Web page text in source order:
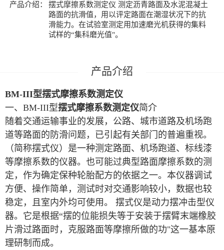
产品介绍：
摆式摩擦系数测定仪 测定沥青路面及水泥混凝土
路面的抗滑值，用以评定路面在潮湿状况下的抗
滑能力。在试验室测定用加速磨光机获得的集料
试样的“集科磨光值"。
BM-III型摆式摩擦系数测定仪
一、BM-III型摆式摩擦系数测定仪简介
随着交通运输事业的发展，公路、城市道路及机场跑
道等路面的防滑问题，已引起有关部门的普遍重视。
（简称摆式仪）是一种测定路面、机场跑道、标线漆
等摩擦系数的仪器。也可能过典型路面摩擦系数的测
定，作为确定保种轮胎配方的依据之一。本仪器调试
方便、操作简单，测试时对交通影响较小，数据也较
稳定，且室内外均可使用。 摆式仪是动力摆冲击型仪
器。它是根据“摆的位能损失等于安装于摆臂末端橡胶
片滑过路面时，克服路面等摩擦所做的功"这一基本原
理研制而成。